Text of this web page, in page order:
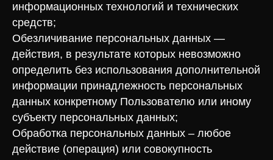
информационных технологий и технических
средств;
Обезличивание персональных данных —
действия, в результате которых невозможно
определить без использования дополнительной
информации принадлежность персональных
данных конкретному Пользователю или иному
субъекту персональных данных;
Обработка персональных данных – любое
действие (операция) или совокупность